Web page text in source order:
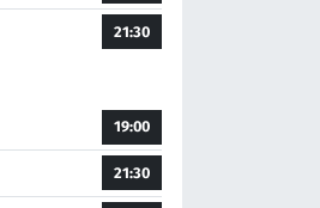
21:30
19:00
21:30